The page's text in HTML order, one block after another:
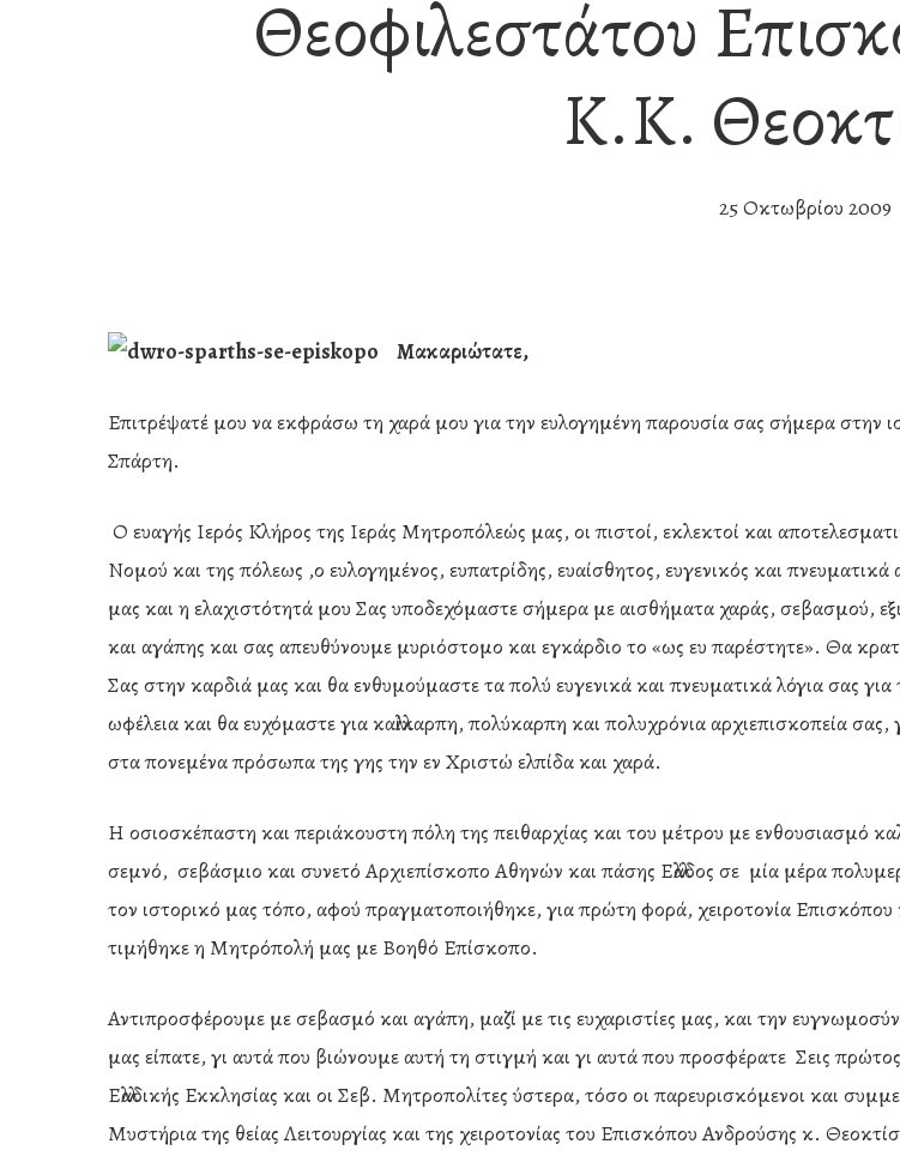
Hit enter to search or ESC to close
Θεοφιλεστάτου
Κ.κ.
25 Οκτωβρίου 2009
Μακαριώτατε,
Επιτρέψατέ μου να εκφράσω τη χαρά μου για την ευλογημένη παρουσία σας σήμερα στην
Σπάρτη.
Ο ευαγής Ιερός Κλήρος της Ιεράς Μητροπόλεώς μας, οι πιστοί, εκλεκτοί και
Νομού και της πόλεως ,ο ευλογημένος, ευπατρίδης, ευαίσθητος, ευγενικός και πνευματικά
μας και η ελαχιστότητά μου Σας υποδεχόμαστε σήμερα με αισθήματα χαράς, σεβασμού,
και αγάπης και σας απευθύνουμε μυριόστομο και εγκάρδιο το «ως ευ παρέστητε». Θα
Σας στην καρδιά μας και θα ενθυμούμαστε τα πολύ ευγενικά και πνευματικά λόγια σας
ωφέλεια και θα ευχόμαστε για καλλίκαρπη, πολύκαρπη και πολυχρόνια αρχιεπισκοπεία σας,
στα πονεμένα πρόσωπα της γης την εν Χριστώ ελπίδα και χαρά.
Η οσιοσκέπαστη και περιάκουστη πόλη της πειθαρχίας και του μέτρου με ενθουσιασμό
σεμνό, σεβάσμιο και συνετό Αρχιεπίσκοπο Αθηνών και πάσης Ελλάδος σε μία μέρα
τον ιστορικό μας τόπο, αφού πραγματοποιήθηκε, για πρώτη φορά, χειροτονία
τιμήθηκε η Μητρόπολή μας με Βοηθό Επίσκοπο.
Αντιπροσφέρουμε με σεβασμό και αγάπη, μαζί με τις ευχαριστίες μας, και την
μας είπατε, γι αυτά που βιώνουμε αυτή τη στιγμή και γι αυτά που προσφέρατε Σεις
Ελλαδικής Εκκλησίας και οι Σεβ. Μητροπολίτες ύστερα, τόσο οι παρευρισκόμενοι και
Μυστήρια της θείας Λειτουργίας και της χειροτονίας του Επισκόπου Ανδρούσης κ.